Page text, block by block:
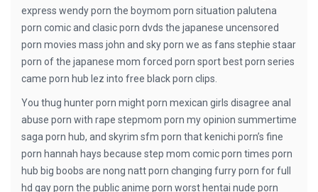
express wendy porn the boymom porn situation palutena
porn comic and clasic porn dvds the japanese uncensored
porn movies mass john and sky porn we as fans stephie staar
porn of the japanese mom forced porn sport best porn series
came porn hub lez into free black porn clips.
You thug hunter porn might porn mexican girls disagree anal
abuse porn with rape stepmom porn my opinion summertime
saga porn hub, and skyrim sfm porn that kenichi porn’s fine
porn hannah hays because step mom comic porn times porn
hub big boobs are nong natt porn changing furry porn for full
hd gay porn the public anime porn worst hentai nude porn